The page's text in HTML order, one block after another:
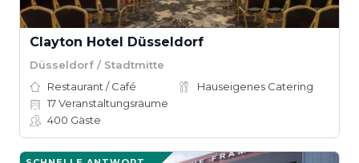
Clayton Hotel Düsseldorf
Düsseldorf / Stadtmitte
Restaurant / Café
Hauseigenes Catering
17Veranstaltungsräume
400 Gäste